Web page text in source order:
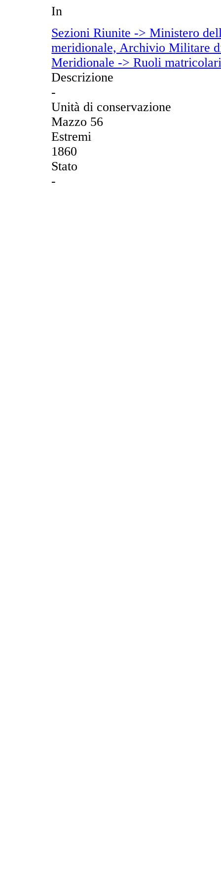
In
Sezioni Riunite -> Ministero
meridionale, Archivio Militare
Meridionale -> Ruoli
Descrizione
-
Unità di conservazione
Mazzo 56
Estremi
1860
Stato
-